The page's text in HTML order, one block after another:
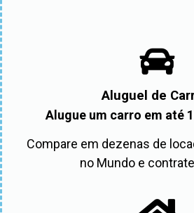
Aluguel de
Alugue um carro em até
Compare em dezenas de
no Mundo e